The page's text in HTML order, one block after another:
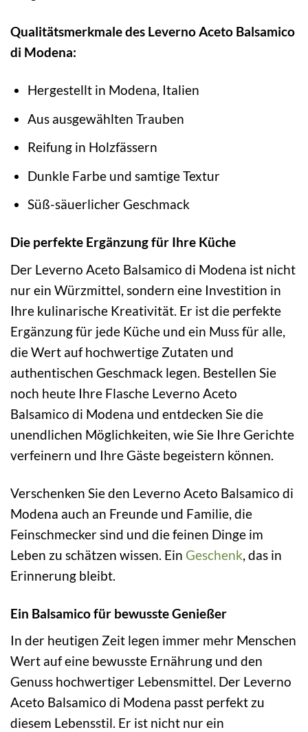
Qualitätsmerkmale des Leverno Aceto Balsamico
di Modena:
Hergestellt in Modena, Italien
Aus ausgewählten Trauben
Reifung in Holzfässern
Dunkle Farbe und samtige Textur
Süß-säuerlicher Geschmack
Die perfekte Ergänzung für Ihre Küche
Der Leverno Aceto Balsamico di Modena ist nicht
nur ein Würzmittel, sondern eine Investition in
Ihre kulinarische Kreativität. Er ist die perfekte
Ergänzung für jede Küche und ein Muss für alle,
die Wert auf hochwertige Zutaten und
authentischen Geschmack legen. Bestellen Sie
noch heute Ihre Flasche Leverno Aceto
Balsamico di Modena und entdecken Sie die
unendlichen Möglichkeiten, wie Sie Ihre Gerichte
verfeinern und Ihre Gäste begeistern können.
Verschenken Sie den Leverno Aceto Balsamico di
Modena auch an Freunde und Familie, die
Feinschmecker sind und die feinen Dinge im
Leben zu schätzen wissen. Ein Geschenk, das in
Erinnerung bleibt.
Ein Balsamico für bewusste Genießer
In der heutigen Zeit legen immer mehr Menschen
Wert auf eine bewusste Ernährung und den
Genuss hochwertiger Lebensmittel. Der Leverno
Aceto Balsamico di Modena passt perfekt zu
diesem Lebensstil. Er ist nicht nur ein